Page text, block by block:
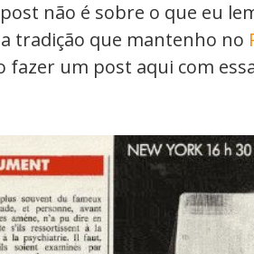
não é sobre o que eu
tradição que mantenho no
fazer um post aqui com